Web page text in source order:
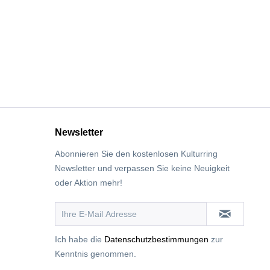
Newsletter
Abonnieren Sie den kostenlosen Kulturring
Newsletter und verpassen Sie keine Neuigkeit
oder Aktion mehr!
Ich habe die Datenschutzbestimmungen zur
Kenntnis genommen.